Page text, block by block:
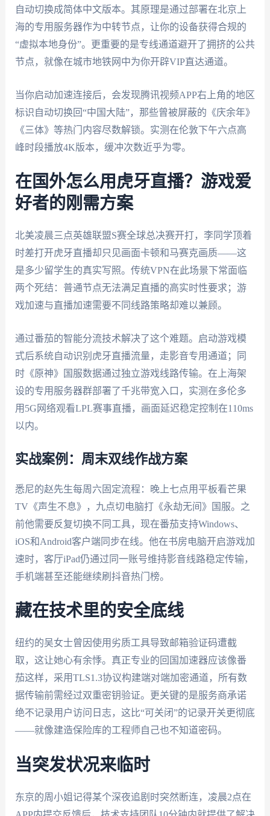
自动切换成简体中文版本。其原理是通过部署在北京上
海的专用服务器作为中转节点，让你的设备获得合规的
“虚拟本地身份”。更重要的是专线通道避开了拥挤的公共
节点，就像在城市地铁网中为你开辟VIP直达通道。
当你启动加速连接后，会发现腾讯视频APP右上角的地区
标识自动切换回“中国大陆”，那些曾被屏蔽的《庆余年》
《三体》等热门内容尽数解锁。实测在伦敦下午六点高
峰时段播放4K版本，缓冲次数近乎为零。
在国外怎么用虎牙直播？游戏爱
好者的刚需方案
北美凌晨三点英雄联盟S赛全球总决赛开打，李同学顶着
时差打开虎牙直播却只见画面卡顿和马赛克画质——这
是多少留学生的真实写照。传统VPN在此场景下常面临
两个死结：普通节点无法满足直播的高实时性要求；游
戏加速与直播加速需要不同线路策略却难以兼顾。
通过番茄的智能分流技术解决了这个难题。启动游戏模
式后系统自动识别虎牙直播流量，走影音专用通道；同
时《原神》国服数据通过独立游戏线路传输。在上海架
设的专用服务器群部署了千兆带宽入口，实测在多伦多
用5G网络观看LPL赛事直播，画面延迟稳定控制在110ms
以内。
实战案例：周末双线作战方案
悉尼的赵先生每周六固定流程：晚上七点用平板看芒果
TV《声生不息》，九点切电脑打《永劫无间》国服。之
前他需要反复切换不同工具，现在番茄支持Windows、
iOS和Android客户端同步在线。他在书房电脑开启游戏加
速时，客厅iPad仍通过同一账号维持影音线路稳定传输，
手机端甚至还能继续刷抖音热门榜。
藏在技术里的安全底线
纽约的吴女士曾因使用劣质工具导致邮箱验证码遭截
取，这让她心有余悸。真正专业的回国加速器应该像番
茄这样，采用TLS1.3协议构建端对端加密通道，所有数
据传输前需经过双重密钥验证。更关键的是服务商承诺
绝不记录用户访问日志，这比“可关闭”的记录开关更彻底
——就像建造保险库的工程师自己也不知道密码。
当突发状况来临时
东京的周小姐记得某个深夜追剧时突然断连，凌晨2点在